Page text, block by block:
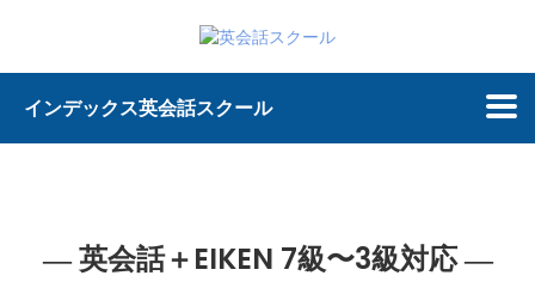
インデックス英会話スクール
― 英会話＋EIKEN 7級〜3級対応 ―